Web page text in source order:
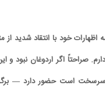
اظهارات خود با انتقاد شدید
دارم. صراحتاً اگر اردوغان
سرسخت است حضور دارد —
کارتون | واکنش پزشکیان به تمجید